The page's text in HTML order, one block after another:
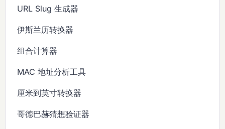
URL Slug 生成器
伊斯兰历转换器
组合计算器
MAC 地址分析工具
厘米到英寸转换器
哥德巴赫猜想验证器